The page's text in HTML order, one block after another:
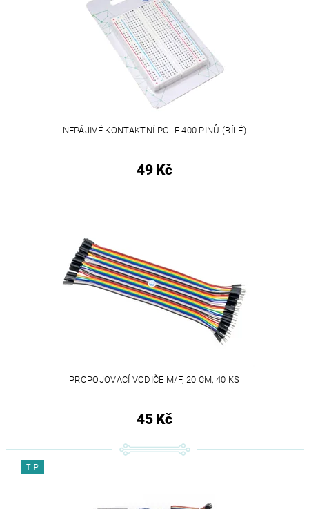
NEPÁJIVÉ KONTAKTNÍ POLE 400 PINŮ (BÍLÉ)
49 Kč
PROPOJOVACÍ VODIČE M/F, 20 CM, 40 KS
45 Kč
TIP